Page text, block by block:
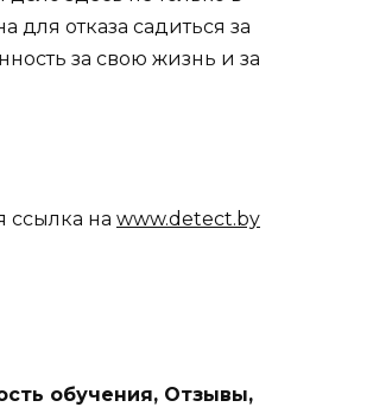
отказа садиться за
за свою жизнь и за
ссылка на www.detect.by
обучения, Отзывы,